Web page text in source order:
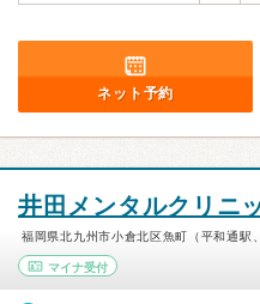
ネット予約
井田メンタルクリニ
福岡県北九州市小倉北区魚町（平和通駅
マイナ受付